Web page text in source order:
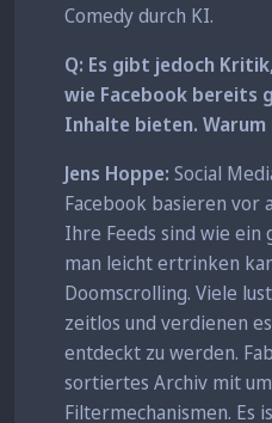
Comedy durch KI.
Q: Es gibt jedoch
wie Facebook bereits
Inhalte bieten. Warum
Jens Hoppe: Social
Facebook basieren vor
Ihre Feeds sind wie ein
man leicht ertrinken
Doomscrolling. Viele
zeitlos und verdienen
entdeckt zu werden.
sortiertes Archiv mit
Filtermechanismen. Es